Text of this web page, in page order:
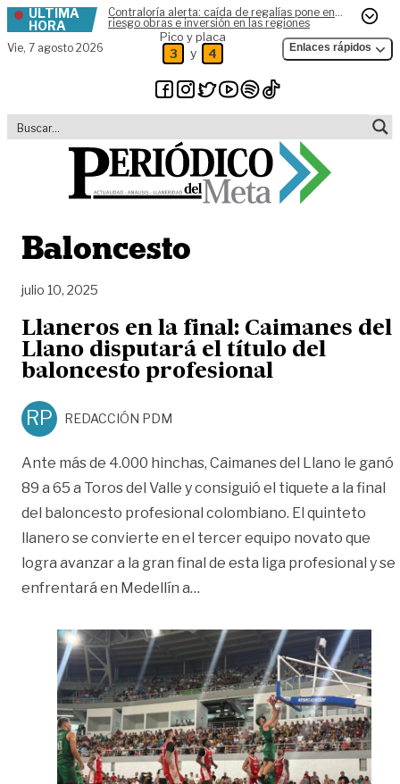
Skip to content
ÚLTIMA
HORA
Contraloría alerta: caída de regalías pone en
riesgo obras e inversión en las regiones
Vie, 7 agosto 2026
Pico y placa
3 y 4 Enlaces rápidos
Baloncesto
julio 10, 2025
Llaneros en la final: Caimanes del
Llano disputará el título del
baloncesto profesional
RP REDACCIÓN PDM
Ante más de 4.000 hinchas, Caimanes del Llano le ganó
89 a 65 a Toros del Valle y consiguió el tiquete a la final
del baloncesto profesional colombiano. El quinteto
llanero se convierte en el tercer equipo novato que
logra avanzar a la gran final de esta liga profesional y se
enfrentará en Medellín a…